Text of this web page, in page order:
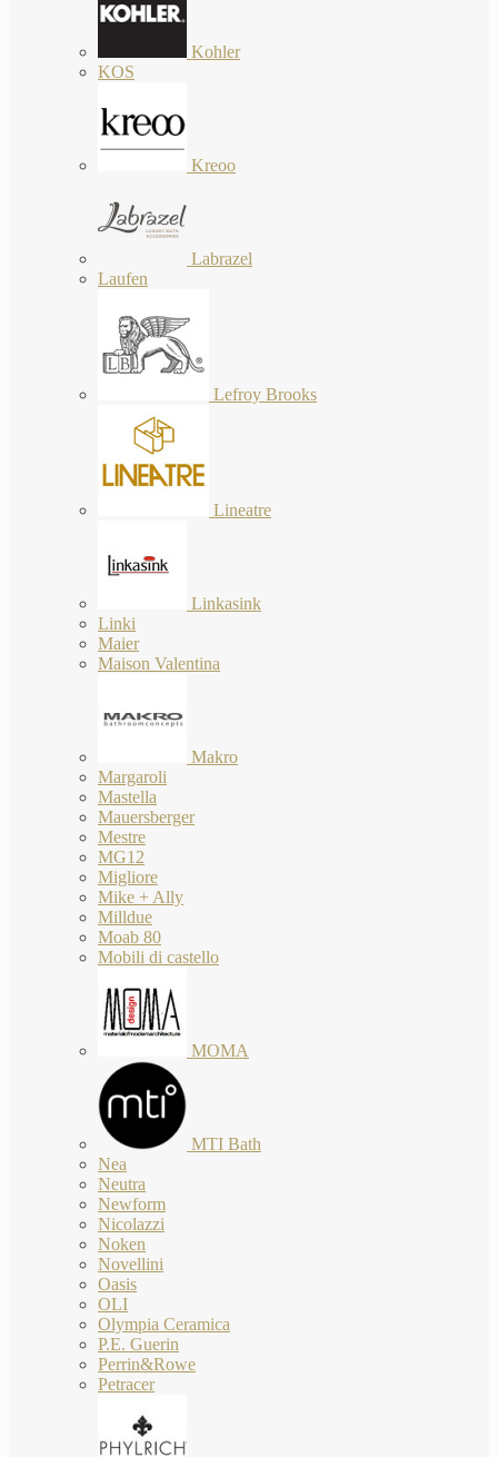
Kohler
KOS
Kreoo
Labrazel
Laufen
Lefroy Brooks
Lineatre
Linkasink
Linki
Maier
Maison Valentina
Makro
Margaroli
Mastella
Mauersberger
Mestre
MG12
Migliore
Mike + Ally
Milldue
Moab 80
Mobili di castello
MOMA
MTI Bath
Nea
Neutra
Newform
Nicolazzi
Noken
Novellini
Oasis
OLI
Olympia Ceramica
P.E. Guerin
Perrin&Rowe
Petracer